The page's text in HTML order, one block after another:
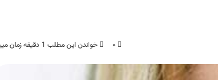
۰ خواندن این مطلب 1 دقیقه زمان میبرد